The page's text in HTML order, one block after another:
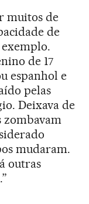
muitos de
de
de 17
espanhol e
pelas
Deixava de
zombavam
mudaram.
outras